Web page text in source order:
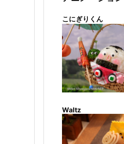
こにぎりくん
Waltz